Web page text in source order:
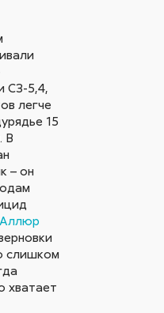
СЗ-5,4,
легче
15
В
– он
Аллюр
слишком
хватает